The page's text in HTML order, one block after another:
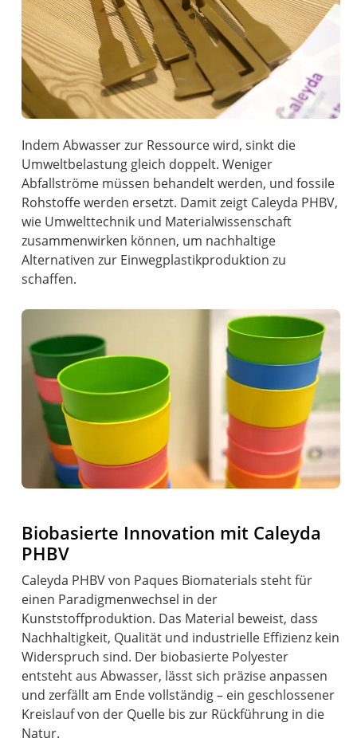
Indem Abwasser zur Ressource wird, sinkt die
Umweltbelastung gleich doppelt. Weniger
Abfallströme müssen behandelt werden, und fossile
Rohstoffe werden ersetzt. Damit zeigt Caleyda PHBV,
wie Umwelttechnik und Materialwissenschaft
zusammenwirken können, um nachhaltige
Alternativen zur Einwegplastikproduktion zu
schaffen.
Biobasierte Innovation mit Caleyda
PHBV
Caleyda PHBV von Paques Biomaterials steht für
einen Paradigmenwechsel in der
Kunststoffproduktion. Das Material beweist, dass
Nachhaltigkeit, Qualität und industrielle Effizienz kein
Widerspruch sind. Der biobasierte Polyester
entsteht aus Abwasser, lässt sich präzise anpassen
und zerfällt am Ende vollständig – ein geschlossener
Kreislauf von der Quelle bis zur Rückführung in die
Natur.